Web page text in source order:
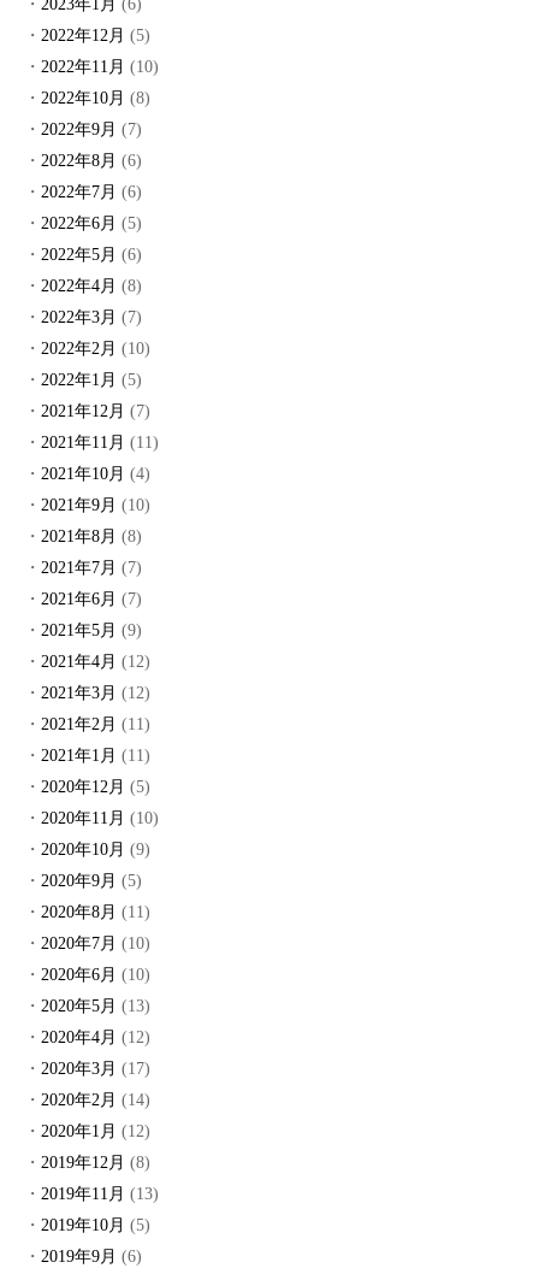
2023年1月 (6)
2022年12月 (5)
2022年11月 (10)
2022年10月 (8)
2022年9月 (7)
2022年8月 (6)
2022年7月 (6)
2022年6月 (5)
2022年5月 (6)
2022年4月 (8)
2022年3月 (7)
2022年2月 (10)
2022年1月 (5)
2021年12月 (7)
2021年11月 (11)
2021年10月 (4)
2021年9月 (10)
2021年8月 (8)
2021年7月 (7)
2021年6月 (7)
2021年5月 (9)
2021年4月 (12)
2021年3月 (12)
2021年2月 (11)
2021年1月 (11)
2020年12月 (5)
2020年11月 (10)
2020年10月 (9)
2020年9月 (5)
2020年8月 (11)
2020年7月 (10)
2020年6月 (10)
2020年5月 (13)
2020年4月 (12)
2020年3月 (17)
2020年2月 (14)
2020年1月 (12)
2019年12月 (8)
2019年11月 (13)
2019年10月 (5)
2019年9月 (6)